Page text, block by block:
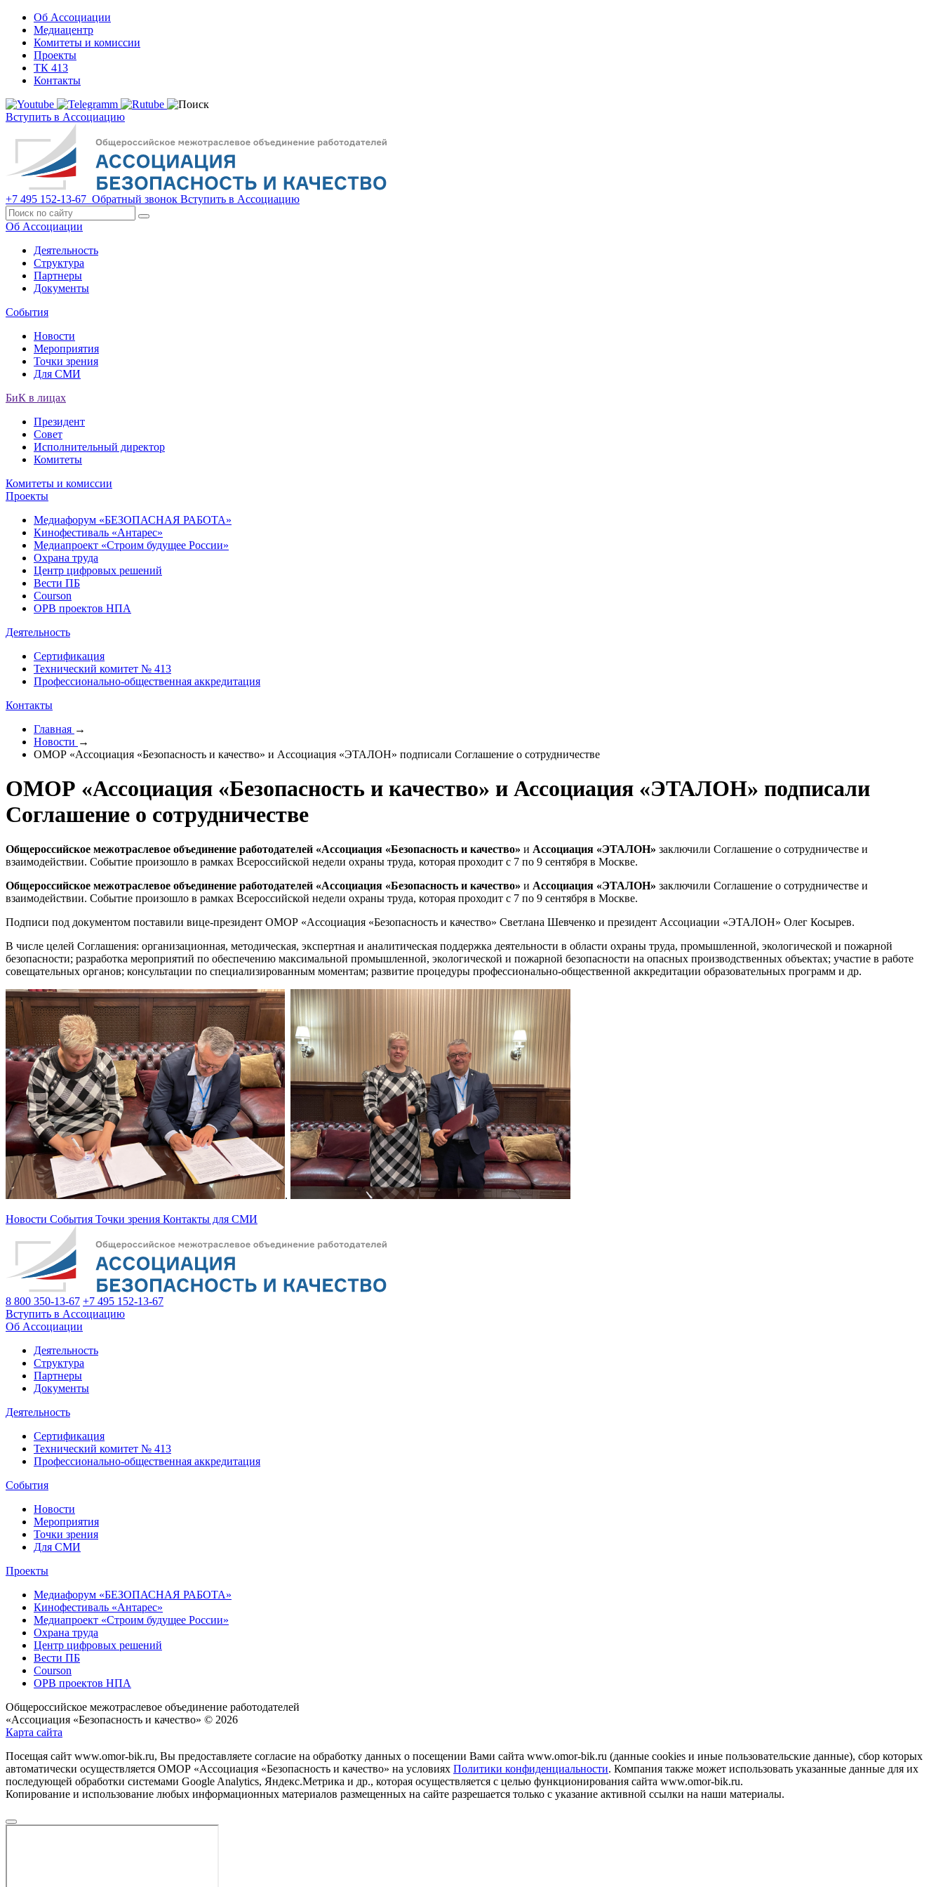
Об Ассоциации
Медиацентр
Комитеты и комиссии
Проекты
ТК 413
Контакты
Вступить в Ассоциацию
+7 495 152-13-67 Обратный звонок Вступить в Ассоциацию
Об Ассоциации
Деятельность
Структура
Партнеры
Документы
События
Новости
Мероприятия
Точки зрения
Для СМИ
БиК в лицах
Президент
Совет
Исполнительный директор
Комитеты
Комитеты и комиссии
Проекты
Медиафорум «БЕЗОПАСНАЯ РАБОТА»
Кинофестиваль «Антарес»
Медиапроект «Строим будущее России»
Охрана труда
Центр цифровых решений
Вести ПБ
Courson
ОРВ проектов НПА
Деятельность
Сертификация
Технический комитет № 413
Профессионально-общественная аккредитация
Контакты
Главная →
Новости →
ОМОР «Ассоциация «Безопасность и качество» и Ассоциация «ЭТАЛОН» подписали Соглашение о сотрудничестве
ОМОР «Ассоциация «Безопасность и качество» и Ассоциация «ЭТАЛОН» подписали
Соглашение о сотрудничестве
Общероссийское межотраслевое объединение работодателей «Ассоциация «Безопасность и качество» и Ассоциация «ЭТАЛОН» заключили Соглашение о сотрудничестве и
взаимодействии. Событие произошло в рамках Всероссийской недели охраны труда, которая проходит с 7 по 9 сентября в Москве.
Общероссийское межотраслевое объединение работодателей «Ассоциация «Безопасность и качество» и Ассоциация «ЭТАЛОН» заключили Соглашение о сотрудничестве и
взаимодействии. Событие произошло в рамках Всероссийской недели охраны труда, которая проходит с 7 по 9 сентября в Москве.
Подписи под документом поставили вице-президент ОМОР «Ассоциация «Безопасность и качество» Светлана Шевченко и президент Ассоциации «ЭТАЛОН» Олег Косырев.
В числе целей Соглашения: организационная, методическая, экспертная и аналитическая поддержка деятельности в области охраны труда, промышленной, экологической и пожарной
безопасности; разработка мероприятий по обеспечению максимальной промышленной, экологической и пожарной безопасности на опасных производственных объектах; участие в работе
совещательных органов; консультации по специализированным моментам; развитие процедуры профессионально-общественной аккредитации образовательных программ и др.
.
Новости События Точки зрения Контакты для СМИ
8 800 350-13-67 +7 495 152-13-67
Вступить в Ассоциацию
Об Ассоциации
Деятельность
Структура
Партнеры
Документы
Деятельность
Сертификация
Технический комитет № 413
Профессионально-общественная аккредитация
События
Новости
Мероприятия
Точки зрения
Для СМИ
Проекты
Медиафорум «БЕЗОПАСНАЯ РАБОТА»
Кинофестиваль «Антарес»
Медиапроект «Строим будущее России»
Охрана труда
Центр цифровых решений
Вести ПБ
Courson
ОРВ проектов НПА
Общероссийское межотраслевое объединение работодателей
«Ассоциация «Безопасность и качество» © 2026
Карта сайта
Посещая сайт www.omor-bik.ru, Вы предоставляете согласие на обработку данных о посещении Вами сайта www.omor-bik.ru (данные cookies и иные пользовательские данные), сбор которых
автоматически осуществляется ОМОР «Ассоциация «Безопасность и качество» на условиях Политики конфиденциальности. Компания также может использовать указанные данные для их
последующей обработки системами Google Analytics, Яндекс.Метрика и др., которая осуществляется с целью функционирования сайта www.omor-bik.ru.
Копирование и использование любых информационных материалов размещенных на сайте разрешается только с указание активной ссылки на наши материалы.